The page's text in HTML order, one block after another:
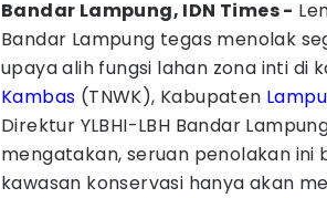
Bandar Lampung, IDN Times -
Bandar Lampung tegas menolak
upaya alih fungsi lahan zona inti di
Kambas (TNWK), Kabupaten
Direktur YLBHI-LBH Bandar
mengatakan, seruan penolakan ini
kawasan konservasi hanya akan